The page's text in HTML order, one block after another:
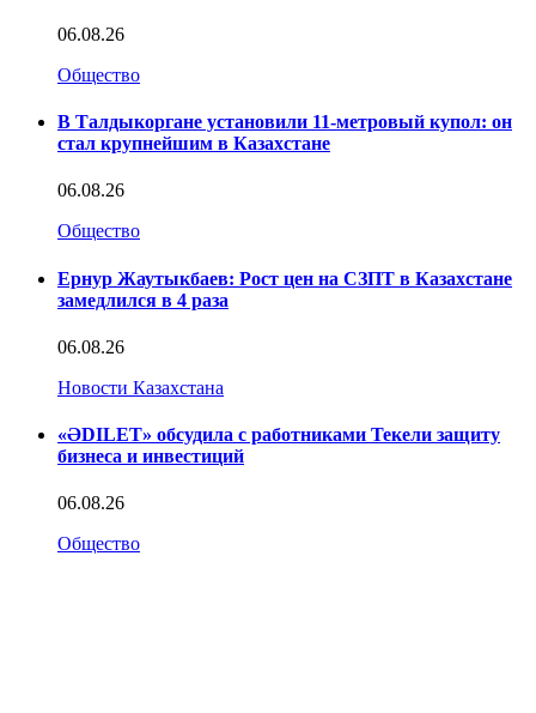
06.08.26
Общество
В Талдыкоргане установили 11-метровый купол: он
стал крупнейшим в Казахстане
06.08.26
Общество
Ернур Жаутыкбаев: Рост цен на СЗПТ в Казахстане
замедлился в 4 раза
06.08.26
Новости Казахстана
«ӘDILET» обсудила с работниками Текели защиту
бизнеса и инвестиций
06.08.26
Общество